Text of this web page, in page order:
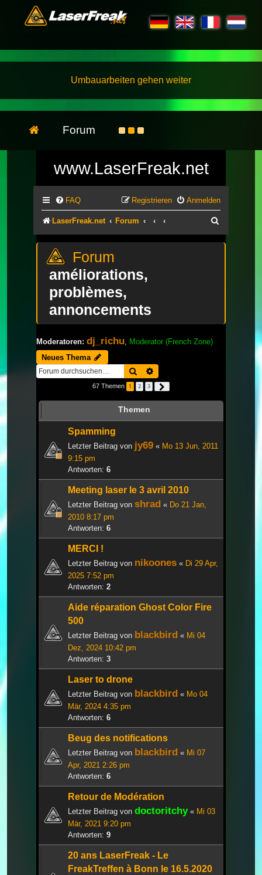
Umbauarbeiten gehen weiter
Forum
www.LaserFreak.net
FAQ Anmelden
Registrieren
LaserFreak.net Forum
améliorations,
problèmes,
annoncements
Moderatoren: dj_richu Moderator (French Zone)
Neues Thema
Suche
67 Themen 1 2 3
Themen
Spamming
Letzter Beitrag von jy69 « Mo 13 Jun, 2011
9:15 pm
Antworten: 6
Meeting laser le 3 avril 2010
Letzter Beitrag von shrad « Do 21 Jan,
2010 8:17 pm
Antworten: 6
MERCI !
Letzter Beitrag von nikoones « Di 29 Apr,
2025 7:52 pm
Antworten: 2
Aide réparation Ghost Color Fire
500
Letzter Beitrag von blackbird « Mi 04
Dez, 2024 10:42 pm
Antworten: 3
Laser to drone
Letzter Beitrag von blackbird « Mo 04
Mär, 2024 4:35 pm
Antworten: 6
Beug des notifications
Letzter Beitrag von blackbird « Mi 07
Apr, 2021 2:26 pm
Antworten: 6
Retour de Modération
Letzter Beitrag von doctoritchy« Mi 03
Mär, 2021 9:20 pm
Antworten: 9
20 ans LaserFreak - Le
FreakTreffen à Bonn le 16.5.2020